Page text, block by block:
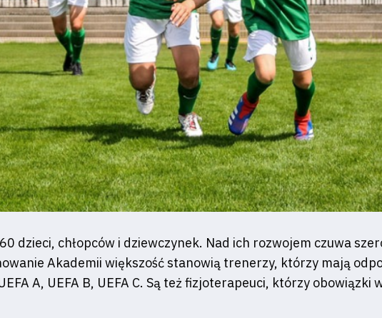
dzieci, chłopców i dziewczynek. Nad ich rozwojem czuwa
Akademii większość stanowią trenerzy, którzy mają
A, UEFA B, UEFA C. Są też fizjoterapeuci, którzy